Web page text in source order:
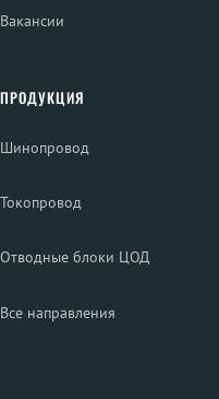
Вакансии
ПРОДУКЦИЯ
Шинопровод
Токопровод
Отводные блоки ЦОД
Все направления